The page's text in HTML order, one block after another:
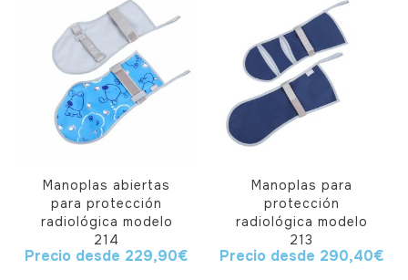
Manoplas abiertas
para protección
radiológica modelo
214
Precio desde 229,90€
Manoplas para
protección
radiológica modelo
213
Precio desde 290,40€